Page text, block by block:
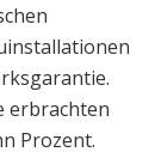
erbrachten
Prozent.